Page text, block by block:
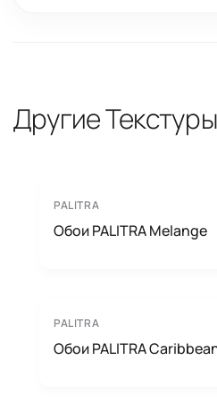
Другие
PALITRA
Обои PALITRA Melange
PALITRA
Обои PALITRA